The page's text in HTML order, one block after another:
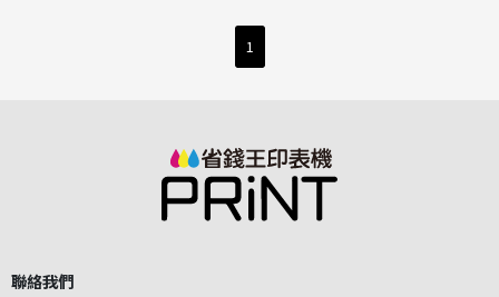
1
聯絡我們